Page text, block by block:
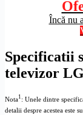
Încă nu
Specificatii
televizor
Nota1 : Unele dintre
detalii despre acestea este